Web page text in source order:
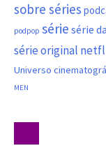
sobre séries
podpop série série
série original
Universo
MEN